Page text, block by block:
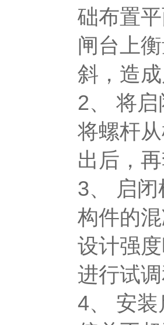
础布置
闸台上
斜，造
2、 将
将螺杆
出后，
3、 启
构件的
设计强
进行试
4、 安